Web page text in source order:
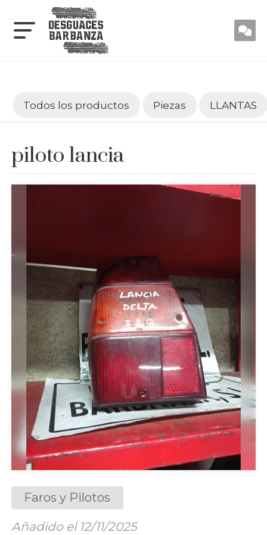
Todos los productos Piezas LLANTAS
piloto lancia
Faros y Pilotos
Añadido el 12/11/2025